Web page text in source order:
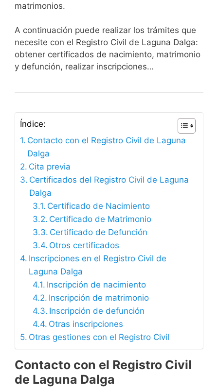
matrimonios.
A continuación puede realizar los trámites que
necesite con el Registro Civil de Laguna Dalga:
obtener certificados de nacimiento, matrimonio
y defunción, realizar inscripciones…
Índice:
Contacto con el Registro Civil de Laguna
Dalga
Cita previa
Certificados del Registro Civil de Laguna
Dalga
Certificado de Nacimiento
Certificado de Matrimonio
Certificado de Defunción
Otros certificados
Inscripciones en el Registro Civil de
Laguna Dalga
Inscripción de nacimiento
Inscripción de matrimonio
Inscripción de defunción
Otras inscripciones
Otras gestiones con el Registro Civil
Contacto con el Registro Civil
de Laguna Dalga